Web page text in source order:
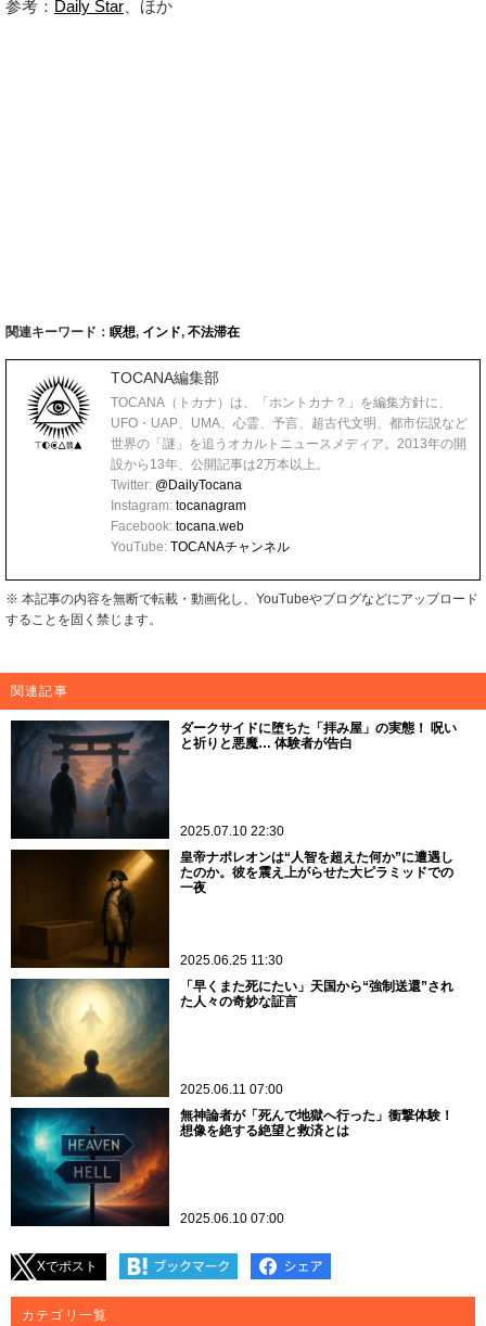
参考： Daily Star 、ほか
関連キーワード： 瞑想, インド, 不法滞在
TOCANA編集部
TOCANA（トカナ）は、「ホントカナ？」を編集方針に、
UFO・UAP、UMA、心霊、予言、超古代文明、都市伝説など
世界の「謎」を追うオカルトニュースメディア。2013年の開
設から13年、公開記事は2万本以上。
Twitter: @DailyTocana
Instagram: tocanagram
Facebook: tocana.web
YouTube: TOCANAチャンネル
※ 本記事の内容を無断で転載・動画化し、YouTubeやブログなどにアップロード
することを固く禁じます。
関連記事
ダークサイドに堕ちた「拝み屋」の実態！ 呪い
と祈りと悪魔… 体験者が告白
2025.07.10 22:30
皇帝ナポレオンは“人智を超えた何か”に遭遇し
たのか。彼を震え上がらせた大ピラミッドでの
一夜
2025.06.25 11:30
「早くまた死にたい」天国から“強制送還”され
た人々の奇妙な証言
2025.06.11 07:00
無神論者が「死んで地獄へ行った」衝撃体験！
想像を絶する絶望と救済とは
2025.06.10 07:00
Xでポスト
カテゴリ一覧